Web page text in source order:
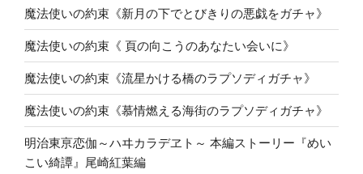
魔法使いの約束《新月の下でとびきりの悪戯をガチャ》
魔法使いの約束《 頁の向こうのあなたい会いに》
魔法使いの約束《流星かける橋のラプソディガチャ》
魔法使いの約束《慕情燃える海街のラプソディガチャ》
明治東亰恋伽～ハヰカラデヱト～ 本編ストーリー『めい
こい綺譚』尾崎紅葉編